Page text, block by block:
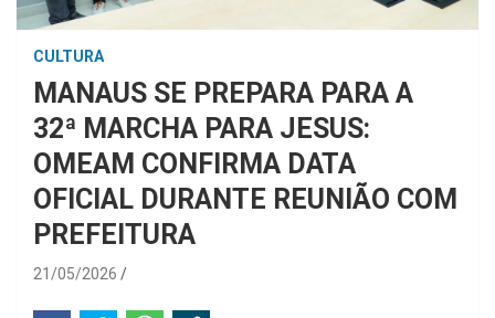
CULTURA
MANAUS SE PREPARA PARA A
32ª MARCHA PARA JESUS:
OMEAM CONFIRMA DATA
OFICIAL DURANTE REUNIÃO COM
PREFEITURA
21/05/2026